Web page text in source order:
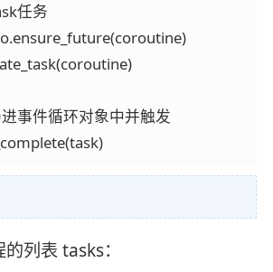
任务
事件循环对象中并触发
列表 tasks：